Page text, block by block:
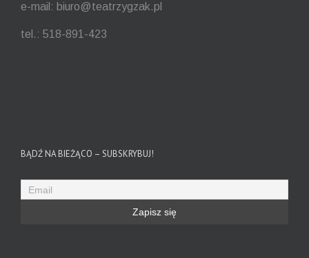
e-mail: biuro@teatrzygzak.pl
tel.: 518-891-423
BĄDŹ NA BIEŻĄCO – SUBSKRYBUJ!